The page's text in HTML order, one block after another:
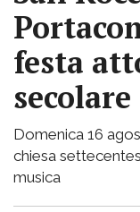
festa
secolare
Domenica 16
chiesa
musica